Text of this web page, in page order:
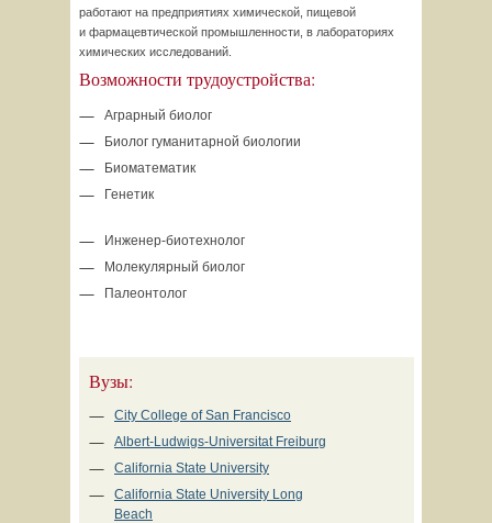
работают на предприятиях химической, пищевой
и фармацевтической промышленности, в лабораториях
химических исследований.
Возможности трудоустройства:
Аграрный биолог
Биолог гуманитарной биологии
Биоматематик
Генетик
Инженер-биотехнолог
Молекулярный биолог
Палеонтолог
Вузы:
City College of San Francisco
Albert-Ludwigs-Universitat Freiburg
California State University
California State University Long
Beach